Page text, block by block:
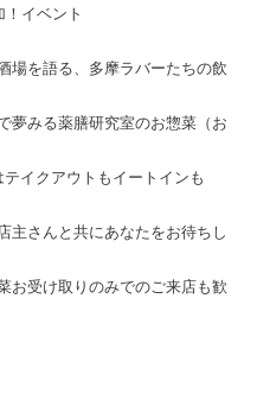
イベント
場を語る、多摩ラバーたちの飲
夢みる薬膳研究室のお惣菜（お
イクアウトもイートインも
主さんと共にあなたをお待ちし
お受け取りのみでのご来店も歓